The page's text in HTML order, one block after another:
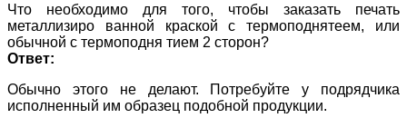
Что необходимо для того, чтобы заказать печать
металлизиро ванной краской с термоподнятеем, или
обычной с термоподня тием 2 сторон?
Ответ:
Обычно этого не делают. Потребуйте у подрядчика
исполненный им образец подобной продукции.